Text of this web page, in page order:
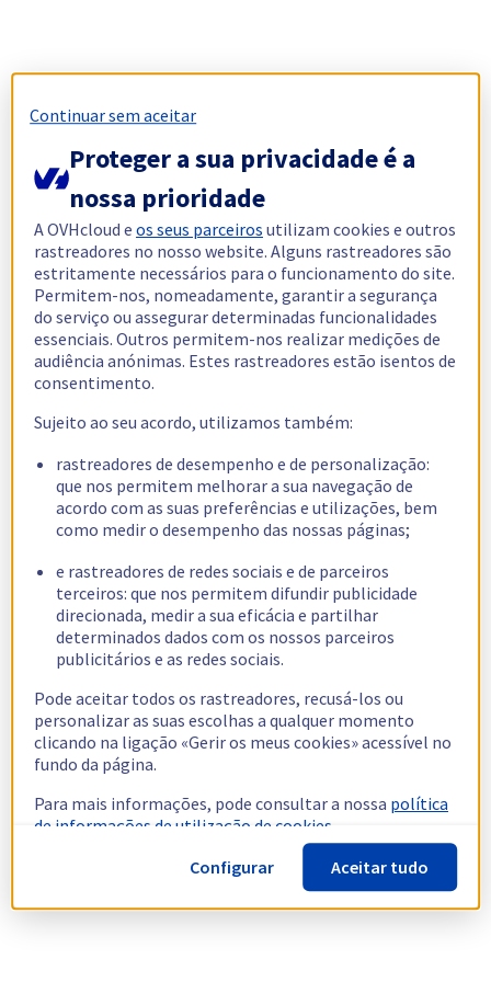
Continuar sem aceitar
Proteger a sua privacidade é a
nossa prioridade
A OVHcloud eos seus parceiros utilizam cookies e outros
rastreadores no nosso website. Alguns rastreadores são
estritamente necessários para o funcionamento do site.
Permitem-nos, nomeadamente, garantir a segurança
do serviço ou assegurar determinadas funcionalidades
essenciais. Outros permitem-nos realizar medições de
audiência anónimas. Estes rastreadores estão isentos de
consentimento.
Sujeito ao seu acordo, utilizamos também:
rastreadores de desempenho e de personalização:
que nos permitem melhorar a sua navegação de
acordo com as suas preferências e utilizações, bem
como medir o desempenho das nossas páginas;
e rastreadores de redes sociais e de parceiros
terceiros: que nos permitem difundir publicidade
direcionada, medir a sua eficácia e partilhar
determinados dados com os nossos parceiros
publicitários e as redes sociais.
Pode aceitar todos os rastreadores, recusá-los ou
personalizar as suas escolhas a qualquer momento
clicando na ligação «Gerir os meus cookies» acessível no
fundo da página.
Para mais informações, pode consultar a nossa política
de informações de utilização de cookies.
Configurar
Aceitar tudo